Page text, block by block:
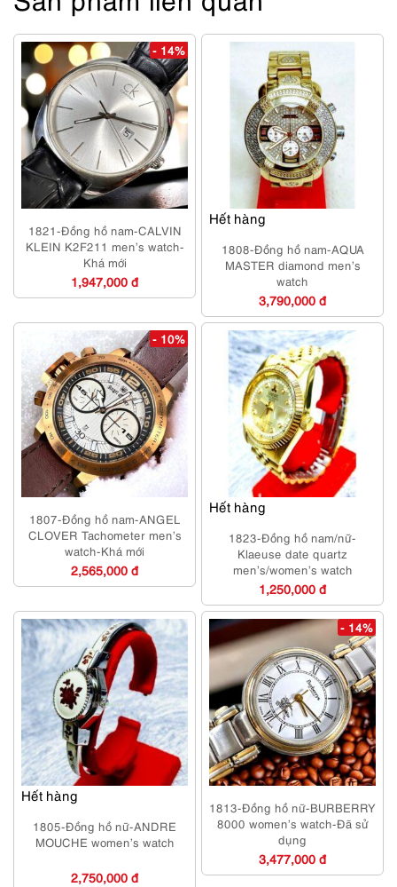
- 14%
1821-Đồng hồ nam-CALVIN
KLEIN K2F211 men’s watch-
Khá mới
1,947,000 đ
Hết hàng
1808-Đồng hồ nam-AQUA
MASTER diamond men’s
watch
3,790,000 đ
- 10%
1807-Đồng hồ nam-ANGEL
CLOVER Tachometer men’s
watch-Khá mới
2,565,000 đ
Hết hàng
1823-Đồng hồ nam/nữ-
Klaeuse date quartz
men’s/women’s watch
1,250,000 đ
Hết hàng
1805-Đồng hồ nữ-ANDRE
MOUCHE women’s watch
2,750,000 đ
- 14%
1813-Đồng hồ nữ-BURBERRY
8000 women’s watch-Đã sử
dụng
3,477,000 đ